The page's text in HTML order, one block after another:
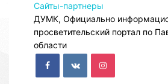
Сайты-партнеры
ДУМК, Официально
просветительский портал по
области